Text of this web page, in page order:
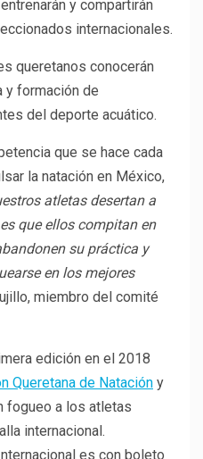
y compartirán
internacionales.
queretanos conocerán
y formación de
del deporte acuático.
que se hace cada
la natación en México,
atletas desertan a
que ellos compitan en
su práctica y
en los mejores
miembro del comité
edición en el 2018
Queretana de Natación y
fogueo a los atletas
internacional.
es con boleto